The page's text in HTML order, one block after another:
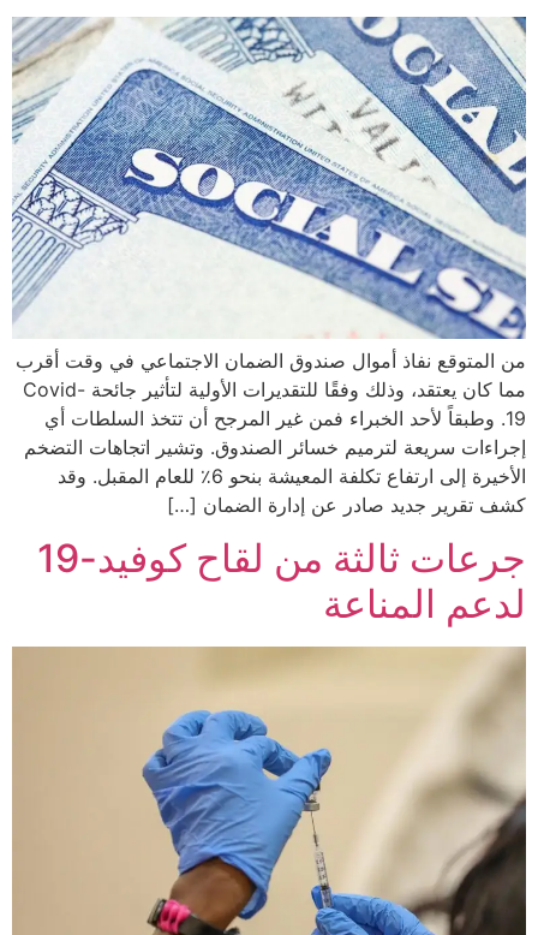
من المتوقع نفاذ أموال صندوق الضمان الاجتماعي في وقت أقرب
مما كان يعتقد، وذلك وفقًا للتقديرات الأولية لتأثير جائحة Covid-
19. وطبقاً لأحد الخبراء فمن غير المرجح أن تتخذ السلطات أي
إجراءات سريعة لترميم خسائر الصندوق. وتشير اتجاهات التضخم
الأخيرة إلى ارتفاع تكلفة المعيشة بنحو 6٪ للعام المقبل. وقد
كشف تقرير جديد صادر عن إدارة الضمان […]
جرعات ثالثة من لقاح كوفيد-19
لدعم المناعة